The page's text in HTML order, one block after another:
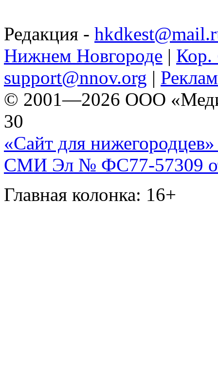
Редакция -
Нижнем Новгороде | Кор.
support@nnov.org |
© 2001—2026 ООО
30
«Сайт для нижегородцев»
СМИ Эл № ФС77-57309
Главная колонка: 16+